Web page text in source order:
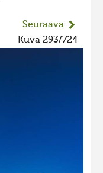
Seuraava
Kuva 293/724